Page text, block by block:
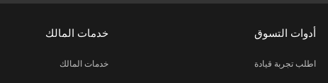
أدوات التسوق
اطلب تجربة قيادة
خدمات المالك
خدمات المالك